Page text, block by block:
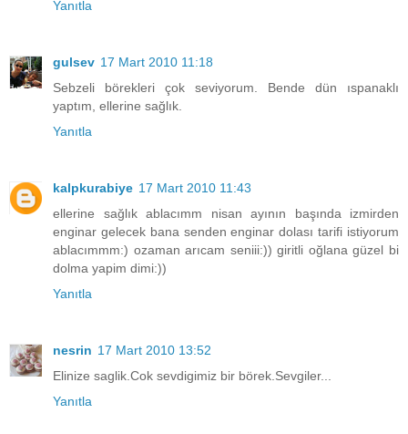
Yanıtla
gulsev 17 Mart 2010 11:18
Sebzeli börekleri çok seviyorum. Bende dün ıspanaklı
yaptım, ellerine sağlık.
Yanıtla
kalpkurabiye 17 Mart 2010 11:43
ellerine sağlık ablacımm nisan ayının başında izmirden
enginar gelecek bana senden enginar dolası tarifi istiyorum
ablacımmm:) ozaman arıcam seniii:)) giritli oğlana güzel bi
dolma yapim dimi:))
Yanıtla
nesrin 17 Mart 2010 13:52
Elinize saglik.Cok sevdigimiz bir börek.Sevgiler...
Yanıtla